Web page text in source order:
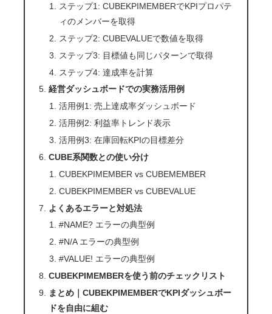
ステップ1: CUBEKPIMEMBERでKPIプロパテ
ィのメンバーを取得
ステップ2: CUBEVALUEで数値を取得
ステップ3: 目標値も同じパターンで取得
ステップ4: 達成率を計算
経営ダッシュボードでの実務活用例
活用例1: 売上達成率ダッシュボード
活用例2: 利益率トレンド表示
活用例3: 在庫回転KPIの目標差分
CUBE系関数との使い分け
CUBEKPIMEMBER vs CUBEMEMBER
CUBEKPIMEMBER vs CUBEVALUE
よくあるエラーと対処法
#NAME? エラーの典型例
#N/A エラーの典型例
#VALUE! エラーの典型例
CUBEKPIMEMBERを使う前のチェックリスト
まとめ｜CUBEKPIMEMBERでKPIダッシュボー
ドを自由に組む